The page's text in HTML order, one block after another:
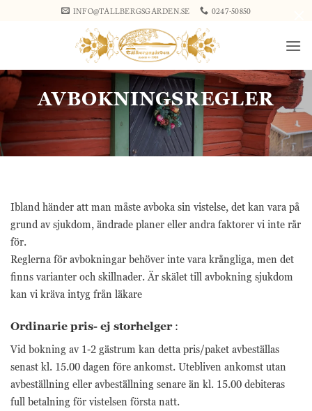
INFO@TALLBERGSGARDEN.SE 0247-50850
AVBOKNINGSREGLER
Ibland händer att man måste avboka sin vistelse, det kan vara på
grund av sjukdom, ändrade planer eller andra faktorer vi inte rår
för.
Reglerna för avbokningar behöver inte vara krångliga, men det
finns varianter och skillnader. Är skälet till avbokning sjukdom
kan vi kräva intyg från läkare
Ordinarie pris- ej storhelger:
Vid bokning av 1-2 gästrum kan detta pris/paket avbeställas
senast kl. 15.00 dagen före ankomst. Utebliven ankomst utan
avbeställning eller avbeställning senare än kl. 15.00 debiteras
full betalning för vistelsen första natt.